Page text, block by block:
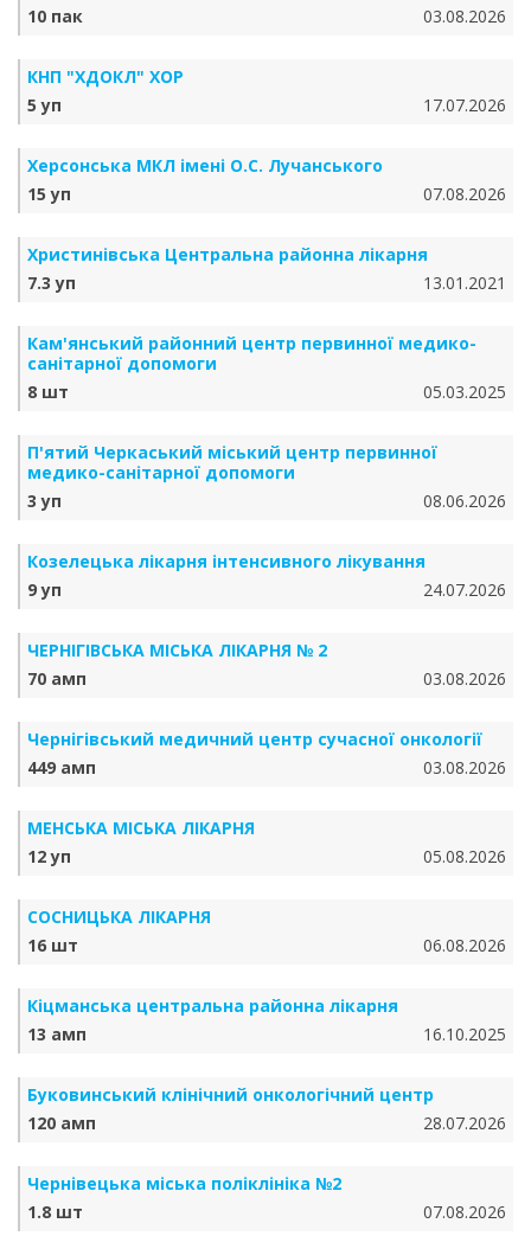
10 пак
03.08.2026
КНП "ХДОКЛ" ХОР
5 уп
17.07.2026
Херсонська МКЛ імені О.С. Лучанського
15 уп
07.08.2026
Христинівська Центральна районна лікарня
7.3 уп
13.01.2021
Кам'янський районний центр первинної медико-
санітарної допомоги
8 шт
05.03.2025
П'ятий Черкаський міський центр первинної
медико-санітарної допомоги
3 уп
08.06.2026
Козелецька лікарня інтенсивного лікування
9 уп
24.07.2026
ЧЕРНІГІВСЬКА МІСЬКА ЛІКАРНЯ № 2
70 амп
03.08.2026
Чернігівський медичний центр сучасної онкології
449 амп
03.08.2026
МЕНСЬКА МІСЬКА ЛІКАРНЯ
12 уп
05.08.2026
СОСНИЦЬКА ЛІКАРНЯ
16 шт
06.08.2026
Кіцманська центральна районна лікарня
13 амп
16.10.2025
Буковинський клінічний онкологічний центр
120 амп
28.07.2026
Чернівецька міська поліклініка №2
1.8 шт
07.08.2026